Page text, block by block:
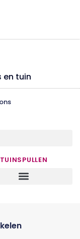
en tuin
TUINSPULLEN